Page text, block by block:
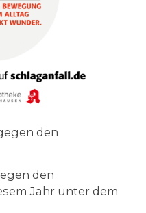
den
den
Jahr unter dem